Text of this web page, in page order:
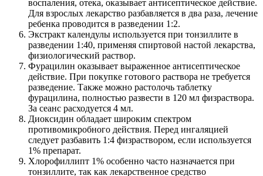
воспаления, отека, оказывает антисептическое действие.
Для взрослых лекарство разбавляется в два раза, лечение
ребенка проводится в разведении 1:2.
Экстракт календулы используется при тонзиллите в
разведении 1:40, применяя спиртовой настой лекарства,
физиологический раствор.
Фурацилин оказывает выраженное антисептическое
действие. При покупке готового раствора не требуется
разведение. Также можно растолочь таблетку
фурацилина, полностью развести в 120 мл физраствора.
За сеанс расходуется 4 мл.
Диоксидин обладает широким спектром
противомикробного действия. Перед ингаляцией
следует разбавить 1:4 физраствором, если используется
1% препарат.
Хлорофиллипт 1% особенно часто назначается при
тонзиллите, так как лекарственное средство